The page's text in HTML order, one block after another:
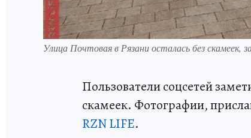
Улица Почтовая в Рязани осталась без
Пользователи соцсетей
скамеек. Фотографии,
RZN LIFE.